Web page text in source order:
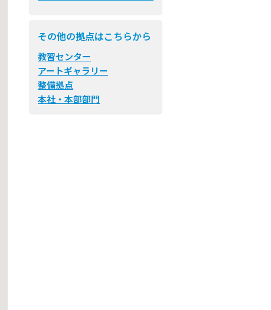
その他の拠点はこちらから
教習センター
アートギャラリー
整備拠点
本社・本部部門